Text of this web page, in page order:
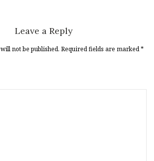
Leave a Reply
not be published. Required fields are marked*